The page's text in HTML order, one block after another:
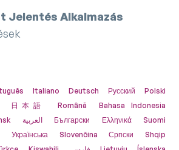
Jelentés Alkalmazás
Italiano Deutsch Русский
Polski
日本語 Română
Bahasa Indonesia
العربية Български Ελληνικά
Suomi
Українська Slovenčina Српски
Shqip